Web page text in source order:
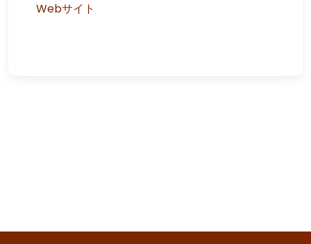
Webサイト